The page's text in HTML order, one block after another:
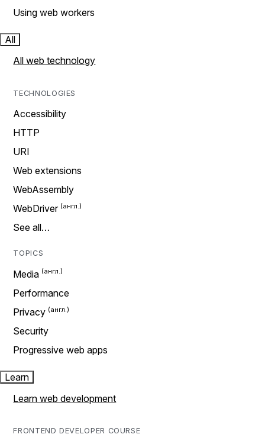
Using web workers
All
All web technology
TECHNOLOGIES
Accessibility
HTTP
URI
Web extensions
WebAssembly
WebDriver
See all…
TOPICS
Media
Performance
Privacy
Security
Progressive web apps
Learn
Learn web development
FRONTEND DEVELOPER COURSE